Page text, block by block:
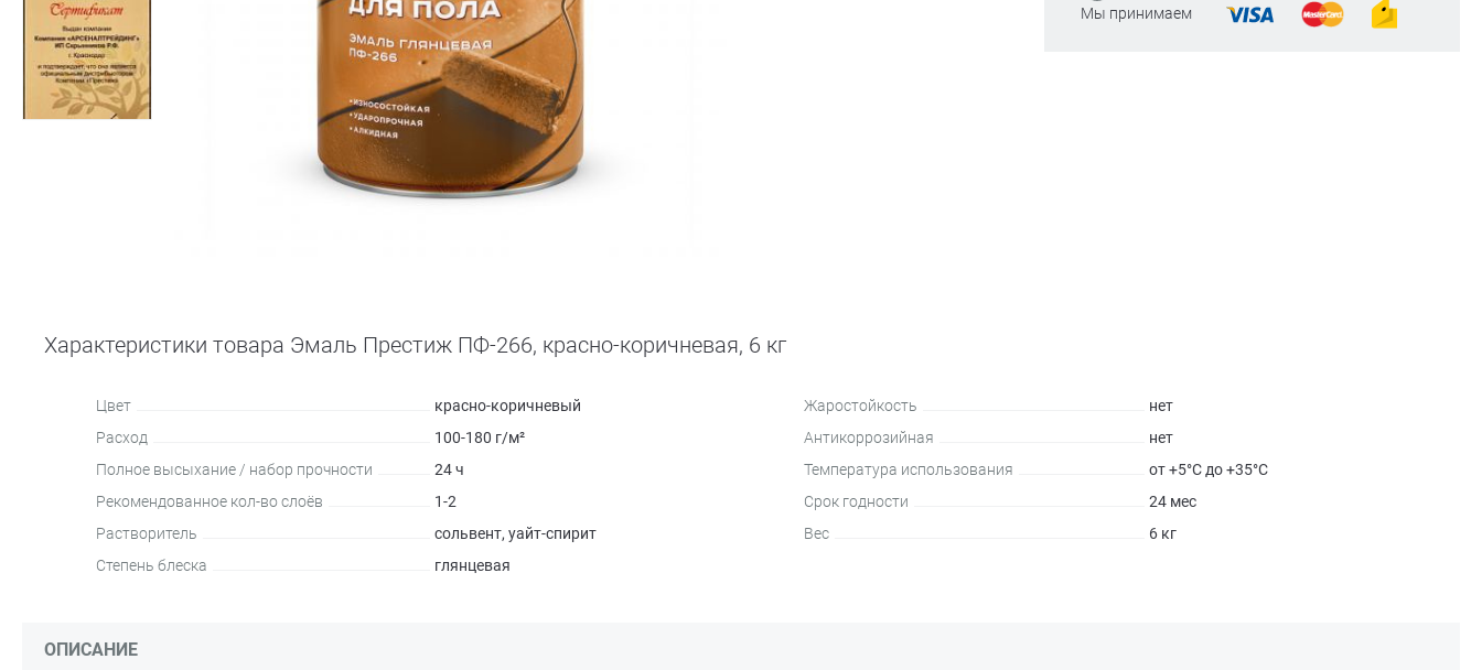
Мы принимаем
Характеристики товара Эмаль Престиж ПФ-266, красно-коричневая, 6 кг
Цвет
красно-коричневый
Расход
100-180 г/м²
Полное высыхание / набор прочности
24 ч
Рекомендованное кол-во слоёв
1-2
Растворитель
сольвент, уайт-спирит
Степень блеска
глянцевая
Жаростойкость
нет
Антикоррозийная
нет
Температура использования
от +5°С до +35°С
Срок годности
24 мес
Вес
6 кг
ОПИСАНИЕ